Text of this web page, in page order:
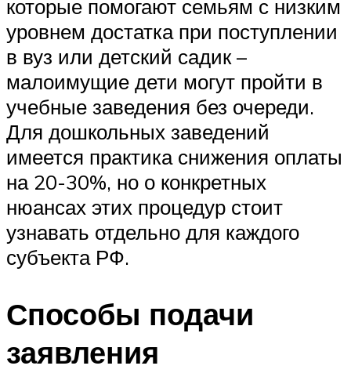
которые помогают семьям с низким
уровнем достатка при поступлении
в вуз или детский садик –
малоимущие дети могут пройти в
учебные заведения без очереди.
Для дошкольных заведений
имеется практика снижения оплаты
на 20-30%, но о конкретных
нюансах этих процедур стоит
узнавать отдельно для каждого
субъекта РФ.
Способы подачи
заявления